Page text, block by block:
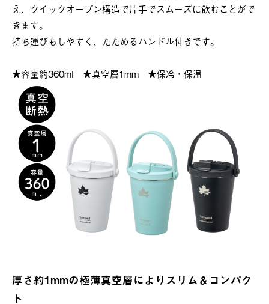
え、クイックオープン構造で片手でスムーズに飲むことがで
きます。
持ち運びもしやすく、たためるハンドル付きです。
★容量約360ml ★真空層1mm ★保冷・保温
厚さ約1mmの極薄真空層によりスリム＆コンパク
ト